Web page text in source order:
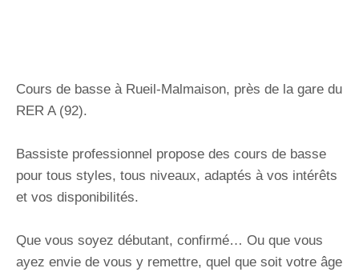
Cours de basse à Rueil-Malmaison, près de la gare du
RER A (92).
Bassiste professionnel propose des cours de basse
pour tous styles, tous niveaux, adaptés à vos intérêts
et vos disponibilités.
Que vous soyez débutant, confirmé… Ou que vous
ayez envie de vous y remettre, quel que soit votre âge